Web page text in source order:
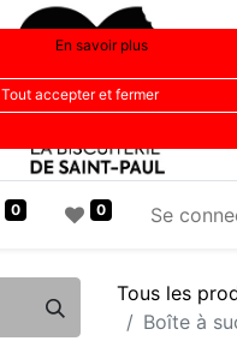
0 0 Se
Tous les
Boîte à
En savoir plus
Tout accepter et fermer